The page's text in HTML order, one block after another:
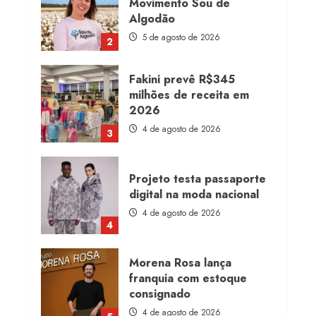
2
Algodão
5 de agosto de 2026
3
Fakini prevê R$345
milhões de receita em
2026
4 de agosto de 2026
4
Projeto testa passaporte
digital na moda nacional
4 de agosto de 2026
Morena Rosa lança
franquia com estoque
consignado
4 de agosto de 2026